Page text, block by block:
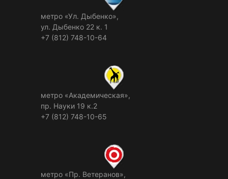
метро «Ул. Дыбенко»,
ул. Дыбенко 22 к. 1
+7 (812) 748-10-64
метро «Академическая»,
пр. Науки 19 к.2
+7 (812) 748-10-65
метро «Пр. Ветеранов»,